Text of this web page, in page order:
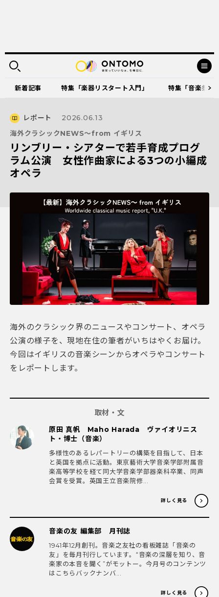
新着記事 特集「楽器リスタート入門」 特集「音楽祭
レポート
2026.06.13
海外クラシックNEWS～from イギリス
リンブリー・シアターで若手育成プログ
ラム公演 女性作曲家による3つの小編成
オペラ
海外のクラシック界のニュースやコンサート、オペラ
公演の様子を、現地在住の筆者がいちはやくお届け。
今回はイギリスの音楽シーンからオペラやコンサート
をレポートします。
取材・文
原田 真帆 Maho Harada ヴァイオリニス
ト・博士（音楽）
多様性のあるレパートリーの構築を目指して、日本
と英国を拠点に活動。東京藝術大学音楽学部附属音
楽高等学校を経て同大学音楽学部器楽科卒業、同声
会賞を受賞。英国王立音楽院修...
詳しく見る
音楽の友 編集部 月刊誌
1941年12月創刊。音楽之友社の看板雑誌「音楽の
友」を毎月刊行しています。“音楽の深層を知り、音
楽家の本音を聞く”がモットー。今月号のコンテンツ
はこちらバックナンバ...
詳しく見る